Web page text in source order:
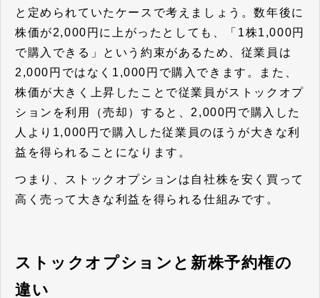
と定められていたケースで考えましょう。数年後に
株価が2,000円に上がったとしても、「1株1,000円
で購入できる」という約束があるため、従業員は
2,000円ではなく1,000円で購入できます。また、
株価が大きく上昇したことで従業員がストックオプ
ションを利用（売却）すると、2,000円で購入した
人より1,000円で購入した従業員のほうが大きな利
益を得られることになります。
つまり、ストックオプションは自社株を安く買って
高く売って大きな利益を得られる仕組みです。
ストックオプションと新株予約権の
違い